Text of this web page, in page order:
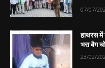
07/07/
हाथरस में
भरा बैग
23/02/